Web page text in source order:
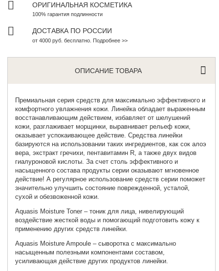
ОРИГИНАЛЬНАЯ КОСМЕТИКА
100% гарантия подлинности
ДОСТАВКА ПО РОССИИ
от 4000 руб. бесплатно. Подробнее >>
ОПИСАНИЕ ТОВАРА
Премиальная серия средств для максимально эффективного и
комфортного увлажнения кожи. Линейка обладает выраженным
восстанавливающим действием, избавляет от шелушений
кожи, разглаживает морщинки, выравнивает рельеф кожи,
оказывает успокаивающее действие. Средства линейки
базируются на использовании таких ингредиентов, как сок алоэ
вера, экстракт гречихи, пентавитамин R, а также двух видов
гиалуроновой кислоты. За счет столь эффективного и
насыщенного состава продукты серии оказывают мгновенное
действие! А регулярное использование средств серии поможет
значительно улучшить состояние поврежденной, усталой,
сухой и обезвоженной кожи.
Aquasis Moisture Toner – тоник для лица, нивелирующий
воздействие жесткой воды и помогающий подготовить кожу к
применению других средств линейки.
Aquasis Moisture Ampoule – сыворотка с максимально
насыщенным полезными компонентами составом,
усиливающая действие других продуктов линейки.